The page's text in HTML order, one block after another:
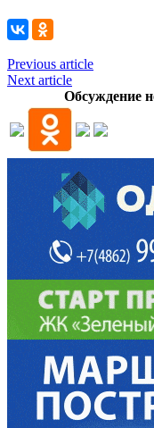
Previous article
Next article
Обсуждение